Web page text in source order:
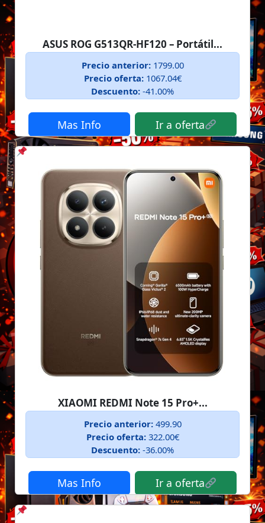
ASUS ROG G513QR-HF120 – Portátil...
Precio anterior:1799.00
Precio oferta:1067.04€
Descuento: -41.00%
Mas Info Ir a oferta
XIAOMI REDMI Note 15 Pro+...
Precio anterior:499.90
Precio oferta:322.00€
Descuento: -36.00%
Mas Info Ir a oferta